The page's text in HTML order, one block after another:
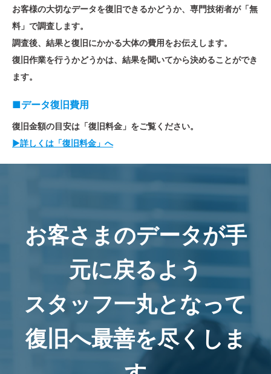
お客様の大切なデータを復旧できるかどうか、専門技術者が「無
料」で調査します。
調査後、結果と復旧にかかる大体の費用をお伝えします。
復旧作業を行うかどうかは、結果を聞いてから決めることができ
ます。
■データ復旧費用
復旧金額の目安は「復旧料金」をご覧ください。
▶詳しくは「復旧料金」へ
お客さまのデータが手
元に戻るよう
スタッフ一丸となって
復旧へ最善を尽くしま